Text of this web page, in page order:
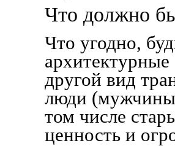
Что должно
Что угодно,
другой вид
люди
том числе
ценность и